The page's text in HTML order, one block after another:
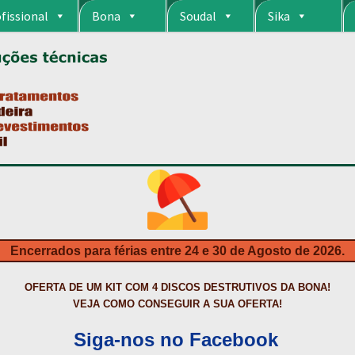
Bona Soudal Sika
CARRINHO CART
DA BONA?
HIDROFUGANTES
PRODUTOS ECOLÓGICOS CERTIFICADOS
DE BETÃO COM FERRO À VISTA REVESTIMENTO DE TANQUES E
TERMOS E CONDIÇÕESTINTA PROTEÇÃOTINTASTRATAMENTO
Encerrados para férias entre 24 e 30 de Agosto de 2026.
OFERTA DE UM KIT COM 4 DISCOS DESTRUTIVOS DA BONA!
VEJA COMO CONSEGUIR A SUA OFERTA!
Siga-nos no Facebook